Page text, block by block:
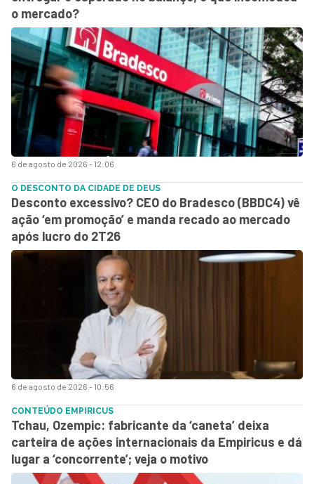
6 de agosto de 2026 - 12:06
o mercado?
6 de agosto de 2026 - 10:56
O DESCONTO DA CIDADE DE DEUS
Desconto excessivo? CEO do Bradesco (BBDC4) vê
ação ‘em promoção’ e manda recado ao mercado
após lucro do 2T26
CONTEÚDO EMPIRICUS
Tchau, Ozempic: fabricante da ‘caneta’ deixa
carteira de ações internacionais da Empiricus e dá
lugar a ‘concorrente’; veja o motivo